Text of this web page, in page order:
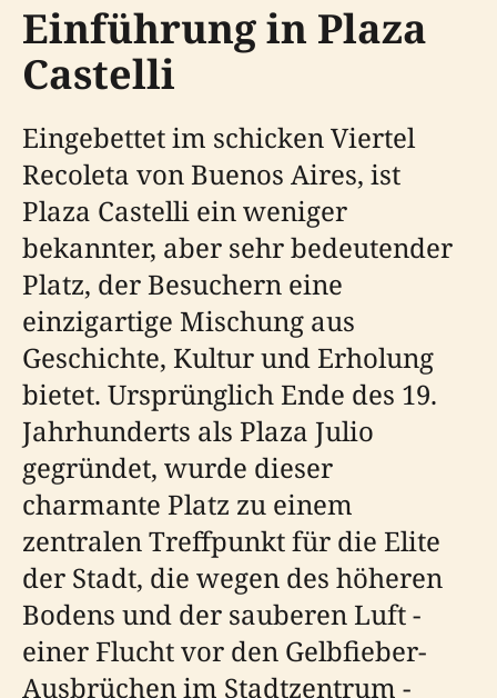
Einführung in Plaza
Castelli
Eingebettet im schicken Viertel
Recoleta von Buenos Aires, ist
Plaza Castelli ein weniger
bekannter, aber sehr bedeutender
Platz, der Besuchern eine
einzigartige Mischung aus
Geschichte, Kultur und Erholung
bietet. Ursprünglich Ende des 19.
Jahrhunderts als Plaza Julio
gegründet, wurde dieser
charmante Platz zu einem
zentralen Treffpunkt für die Elite
der Stadt, die wegen des höheren
Bodens und der sauberen Luft -
einer Flucht vor den Gelbfieber-
Ausbrüchen im Stadtzentrum -